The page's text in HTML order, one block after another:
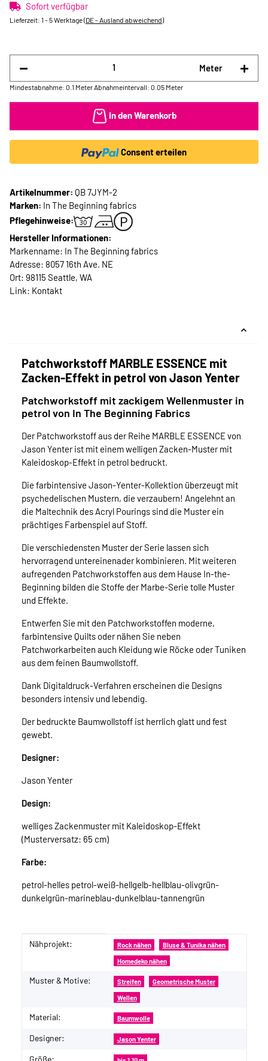
Sofort verfügbar
Lieferzeit: 1 - 5 Werktage(DE - Ausland abweichend)
Meter
Mindestabnahme: 0.1 Meter Abnahmeintervall: 0.05 Meter
In den Warenkorb
Consent erteilen
Artikelnummer: QB 7JYM-2
Marken: In The Beginning fabrics
Pflegehinweise:
Hersteller Informationen:
Markenname: In The Beginning fabrics
Adresse: 8057 16th Ave. NE
Ort: 98115 Seattle, WA
Link: Kontakt
Patchworkstoff MARBLE ESSENCE mit
Zacken-Effekt in petrol von Jason Yenter
Patchworkstoff mit zackigem Wellenmuster in
petrol von In The Beginning Fabrics
Der Patchworkstoff aus der Reihe MARBLE ESSENCE von
Jason Yenter ist mit einem welligen Zacken-Muster mit
Kaleidoskop-Effekt in petrol bedruckt.
Die farbintensive Jason-Yenter-Kollektion überzeugt mit
psychedelischen Mustern, die verzaubern! Angelehnt an
die Maltechnik des Acryl Pourings sind die Muster ein
prächtiges Farbenspiel auf Stoff.
Die verschiedensten Muster der Serie lassen sich
hervorragend untereinenader kombinieren. Mit weiteren
aufregenden Patchworkstoffen aus dem Hause In-the-
Beginning bilden die Stoffe der Marbe-Serie tolle Muster
und Effekte.
Entwerfen Sie mit den Patchworkstoffen moderne,
farbintensive Quilts oder nähen Sie neben
Patchworkarbeiten auch Kleidung wie Röcke oder Tuniken
aus dem feinen Baumwollstoff.
Dank Digitaldruck-Verfahren erscheinen die Designs
besonders intensiv und lebendig.
Der bedruckte Baumwollstoff ist herrlich glatt und fest
gewebt.
Designer:
Jason Yenter
Design:
welliges Zackenmuster mit Kaleidoskop-Effekt
(Musterversatz: 65 cm)
Farbe:
petrol-helles petrol-weiß-hellgelb-hellblau-olivgrün-
dunkelgrün-marineblau-dunkelblau-tannengrün
Produkteigenschaft
Wert
Nähprojekt: Rock nähen Bluse & Tunika nähen
Homedeko nähen
Muster & Motive: Streifen Geometrische Muster
Wellen
Material: Baumwolle
Designer: Jason Yenter